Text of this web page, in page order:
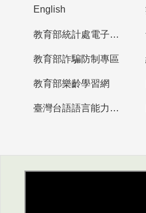
English
教育部統計處電子書櫃
教育部詐騙防制專區
教育部樂齡學習網
臺灣台語語言能力認證網站